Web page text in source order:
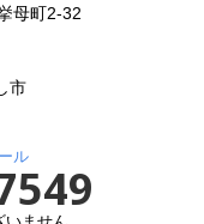
母町2-32
市
ル